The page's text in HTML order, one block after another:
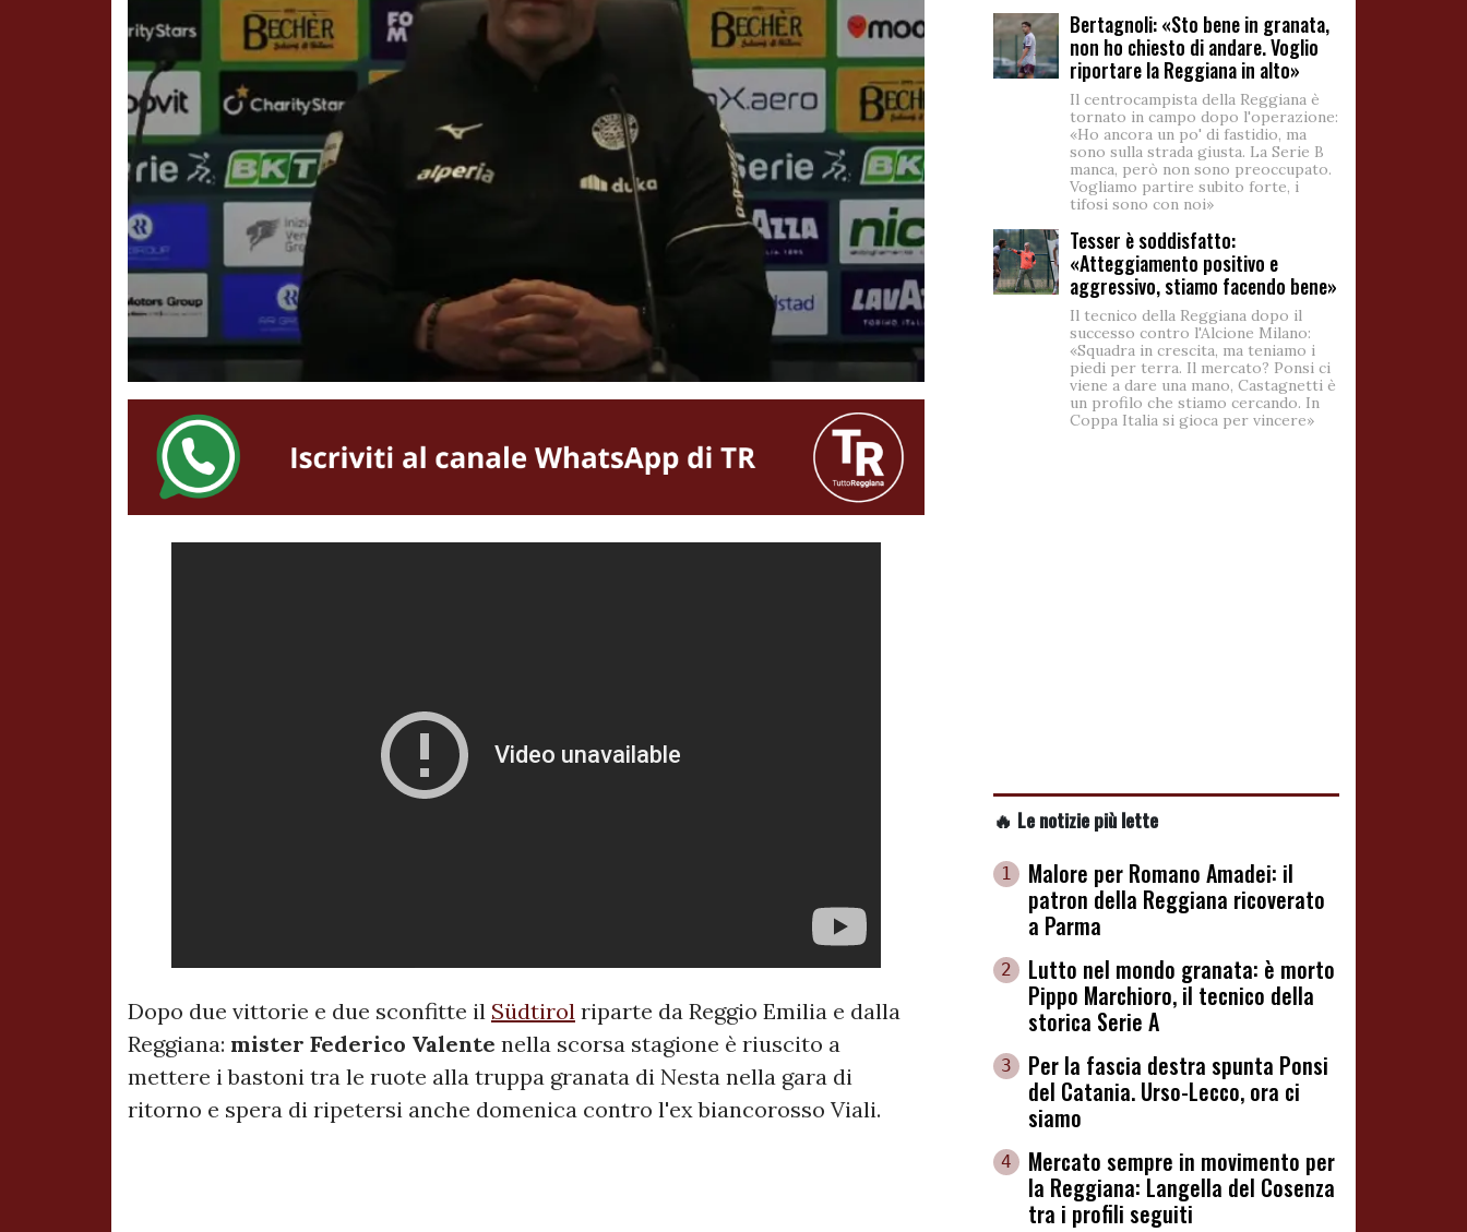
Dopo due vittorie e due sconfitte il Südtirol riparte da Reggio Emilia e dalla
Reggiana: mister Federico Valente nella scorsa stagione è riuscito a
mettere i bastoni tra le ruote alla truppa granata di Nesta nella gara di
ritorno e spera di ripetersi anche domenica contro l'ex biancorosso Viali.
Bertagnoli: «Sto bene in granata,
non ho chiesto di andare. Voglio
riportare la Reggiana in alto»
Il centrocampista della Reggiana è
tornato in campo dopo l'operazione:
«Ho ancora un po' di fastidio, ma
sono sulla strada giusta. La Serie B
manca, però non sono preoccupato.
Vogliamo partire subito forte, i
tifosi sono con noi»
Tesser è soddisfatto:
«Atteggiamento positivo e
aggressivo, stiamo facendo bene»
Il tecnico della Reggiana dopo il
successo contro l'Alcione Milano:
«Squadra in crescita, ma teniamo i
piedi per terra. Il mercato? Ponsi ci
viene a dare una mano, Castagnetti è
un profilo che stiamo cercando. In
Coppa Italia si gioca per vincere»
🔥 Le notizie più lette
1
Malore per Romano Amadei: il
patron della Reggiana ricoverato
a Parma
2
Lutto nel mondo granata: è morto
Pippo Marchioro, il tecnico della
storica Serie A
3
Per la fascia destra spunta Ponsi
del Catania. Urso-Lecco, ora ci
siamo
4
Mercato sempre in movimento per
la Reggiana: Langella del Cosenza
tra i profili seguiti